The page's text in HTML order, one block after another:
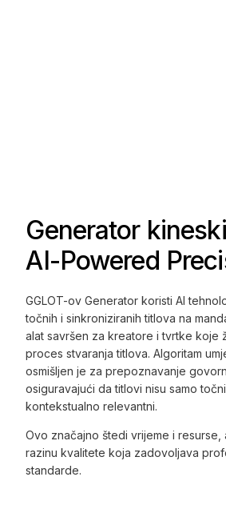
Generator
AI-Powered
GGLOT-ov Generator koristi AI
točnih i sinkroniziranih titlova na
alat savršen za kreatore i tvrtke koje
proces stvaranja titlova. Algoritam
osmišljen je za prepoznavanje
osiguravajući da titlovi nisu samo
kontekstualno relevantni.
Ovo značajno štedi vrijeme i resurse,
razinu kvalitete koja zadovoljava
standarde.